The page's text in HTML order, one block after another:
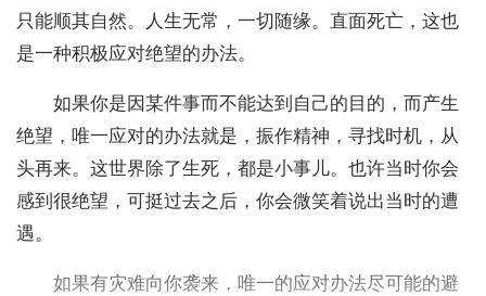
只能顺其自然。人生无常，一切随缘。直面死亡，这也
是一种积极应对绝望的办法。
如果你是因某件事而不能达到自己的目的，而产生
绝望，唯一应对的办法就是，振作精神，寻找时机，从
头再来。这世界除了生死，都是小事儿。也许当时你会
感到很绝望，可挺过去之后，你会微笑着说出当时的遭
遇。
如果有灾难向你袭来，唯一的应对办法尽可能的避